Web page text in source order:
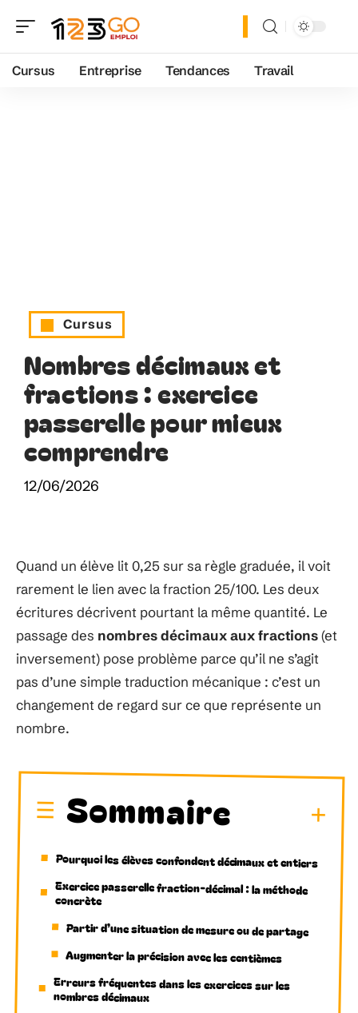
Cursus Entreprise Tendances Travail
Cursus
Nombres décimaux et
fractions : exercice
passerelle pour mieux
comprendre
12/06/2026
Quand un élève lit 0,25 sur sa règle graduée, il voit
rarement le lien avec la fraction 25/100. Les deux
écritures décrivent pourtant la même quantité. Le
passage des nombres décimaux aux fractions(et
inversement) pose problème parce qu’il ne s’agit
pas d’une simple traduction mécanique : c’est un
changement de regard sur ce que représente un
nombre.
Sommaire
Pourquoi les élèves confondent décimaux et entiers
Exercice passerelle fraction-décimal : la méthode
concrète
Partir d’une situation de mesure ou de partage
Augmenter la précision avec les centièmes
Erreurs fréquentes dans les exercices sur les
nombres décimaux